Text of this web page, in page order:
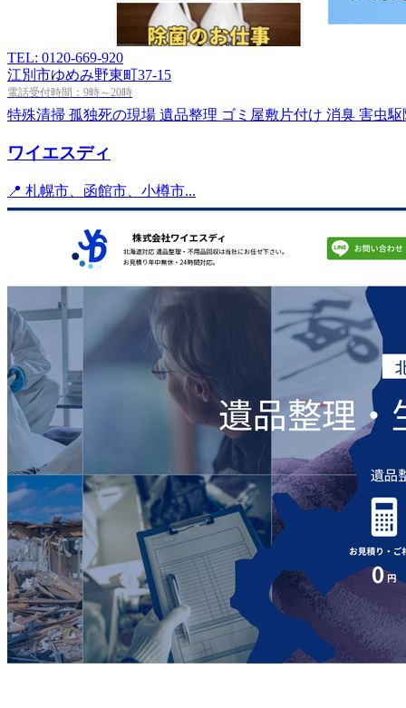
TEL: 0120-669-920
江別市ゆめみ野東町37-15
電話受付時間：9時～20時
特殊清掃 孤独死の現場 遺品整理 ゴミ屋敷片付け 消臭 害虫駆
ワイエスディ
📍 札幌市、函館市、小樽市...